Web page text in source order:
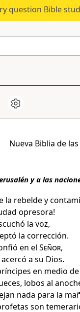
question Bible
Nueva Biblia de
y a las
la rebeldey
opresora!
la voz,
la corrección.
en el Señor,
acercó a su Dios.
en medio
lobos al
nada para la
son